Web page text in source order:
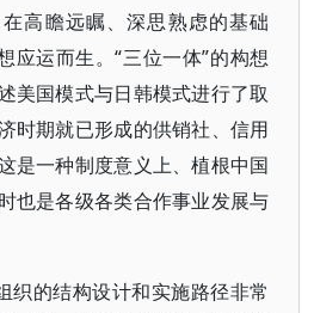
高瞻远瞩、深思熟虑的基础
应运而生。“三位一体”的构想
美国模式与日韩模式进行了取
时期就已形成的供销社、信用
是一种制度意义上、植根中国
也是各级各类合作事业发展与
织的结构设计和实施路径非常